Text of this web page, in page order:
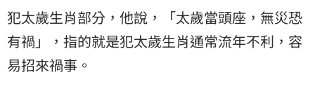
犯太歲生肖部分，他說，「太歲當頭座，無災恐
有禍」，指的就是犯太歲生肖通常流年不利，容
易招來禍事。